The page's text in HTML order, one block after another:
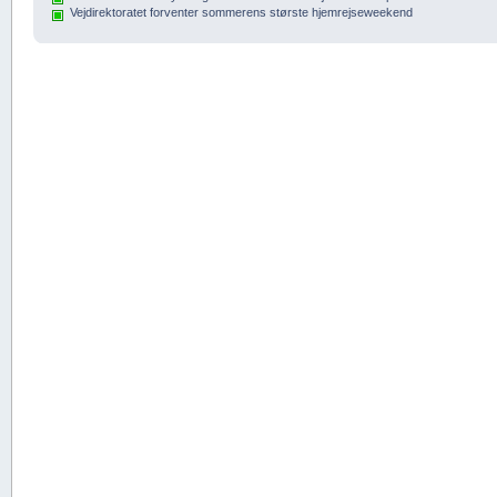
Vejdirektoratet forventer sommerens største hjemrejseweekend